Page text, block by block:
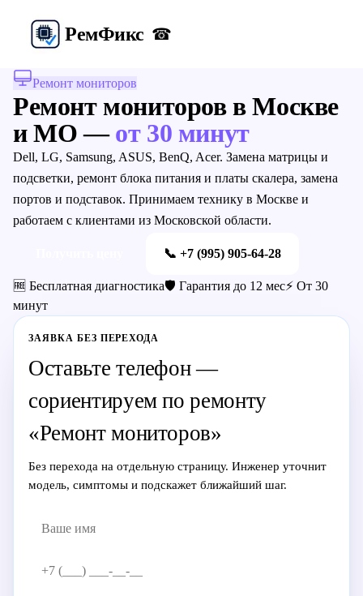
РемФикс ☎
Ремонт мониторов
Ремонт мониторовв Москве
и МО — от 30 минут
Dell, LG, Samsung, ASUS, BenQ, Acer. Замена матрицы и
подсветки, ремонт блока питания и платы скалера, замена
портов и подставок. Принимаем технику в Москве и
работаем с клиентами из Московской области.
📞 +7 (995) 905-64-28
🆓 Бесплатная диагностика🛡️ Гарантия до 12 мес⚡ От 30
минут
ЗАЯВКА БЕЗ ПЕРЕХОДА
Оставьте телефон —
сориентируем по ремонту
«Ремонт мониторов»
Без перехода на отдельную страницу. Инженер уточнит
модель, симптомы и подскажет ближайший шаг.